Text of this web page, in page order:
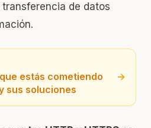
de datos
estás cometiendo
sus soluciones
→